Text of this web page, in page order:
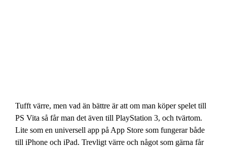
Tufft värre, men vad än bättre är att om man köper spelet till
PS Vita så får man det även till PlayStation 3, och tvärtom.
Lite som en universell app på App Store som fungerar både
till iPhone och iPad. Trevligt värre och något som gärna får